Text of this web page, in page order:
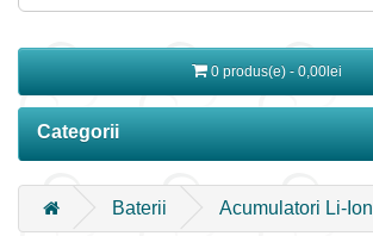
0 produs(e) - 0,00lei
Categorii
Baterii Acumulatori Li-Ion